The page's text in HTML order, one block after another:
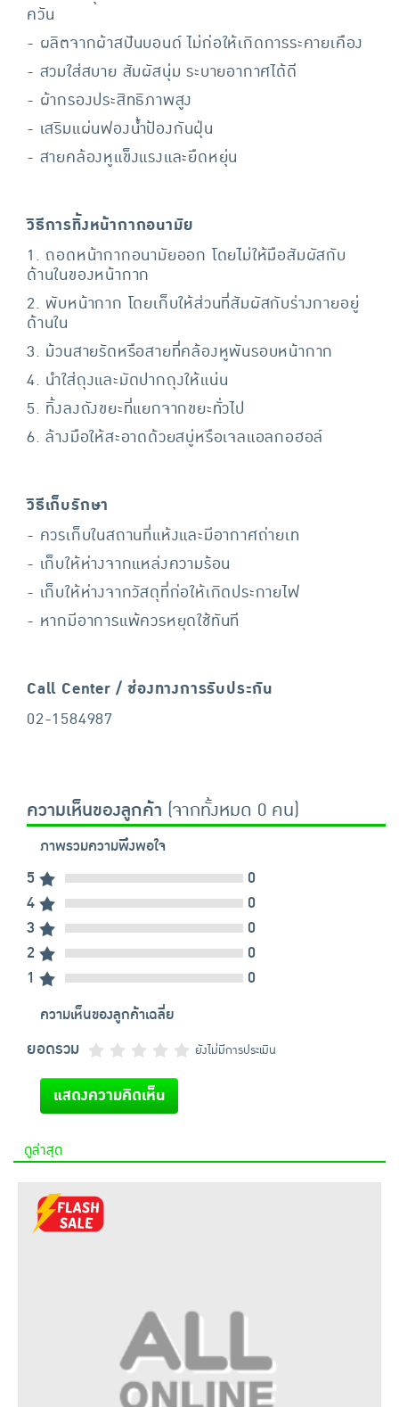
ควัน
- ผลิตจากผ้าสปันบอนด์ ไม่ก่อให้เกิดการระคายเคือง
- สวมใส่สบาย สัมผัสนุ่ม ระบายอากาศได้ดี
- ผ้ากรองประสิทธิภาพสูง
- เสริมแผ่นฟองน้ำป้องกันฝุ่น
- สายคล้องหูแข็งแรงและยืดหยุ่น
วิธีการทิ้งหน้ากากอนามัย
1. ถอดหน้ากากอนามัยออก โดยไม่ให้มือสัมผัสกับ
ด้านในของหน้ากาก
2. พับหน้ากาก โดยเก็บให้ส่วนที่สัมผัสกับร่างกายอยู่
ด้านใน
3. ม้วนสายรัดหรือสายที่คล้องหูพันรอบหน้ากาก
4. นำใส่ถุงและมัดปากถุงให้แน่น
5. ทิ้งลงถังขยะที่แยกจากขยะทั่วไป
6. ล้างมือให้สะอาดด้วยสบู่หรือเจลแอลกอฮอล์
วิธีเก็บรักษา
- ควรเก็บในสถานที่แห้งและมีอากาศถ่ายเท
- เก็บให้ห่างจากแหล่งความร้อน
- เก็บให้ห่างจากวัสดุที่ก่อให้เกิดประกายไฟ
- หากมีอาการแพ้ควรหยุดใช้ทันที
Call Center / ช่องทางการรับประกัน
02-1584987
ความเห็นของลูกค้า (จากทั้งหมด 0 คน)
ภาพรวมความพึงพอใจ
5
0
4
0
3
0
2
0
1
0
ความเห็นของลูกค้าเฉลี่ย
ยอดรวม ยังไม่มีการประเมิน
แสดงความคิดเห็น
ดูล่าสุด